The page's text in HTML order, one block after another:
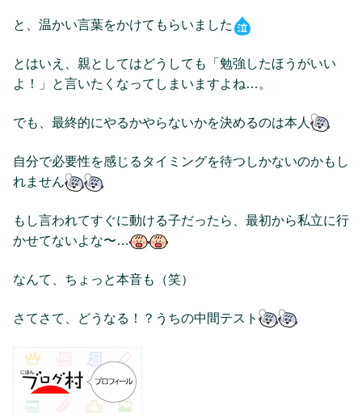
と、温かい言葉をかけてもらいました
とはいえ、親としてはどうしても「勉強したほうがいい
よ！」と言いたくなってしまいますよね…。
でも、最終的にやるかやらないかを決めるのは本人
自分で必要性を感じるタイミングを待つしかないのかもし
れません
もし言われてすぐに動ける子だったら、最初から私立に行
かせてないよな〜…
なんて、ちょっと本音も（笑）
さてさて、どうなる！？うちの中間テスト